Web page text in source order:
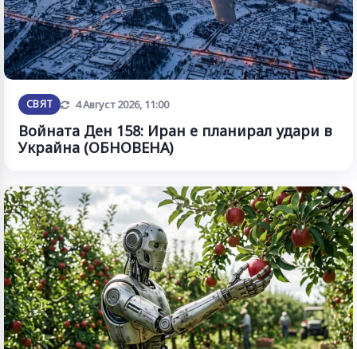
СВЯТ Обновена
4 Август 2026, 11:00
Войната Ден 158: Иран е планирал удари в
Украйна (ОБНОВЕНА)